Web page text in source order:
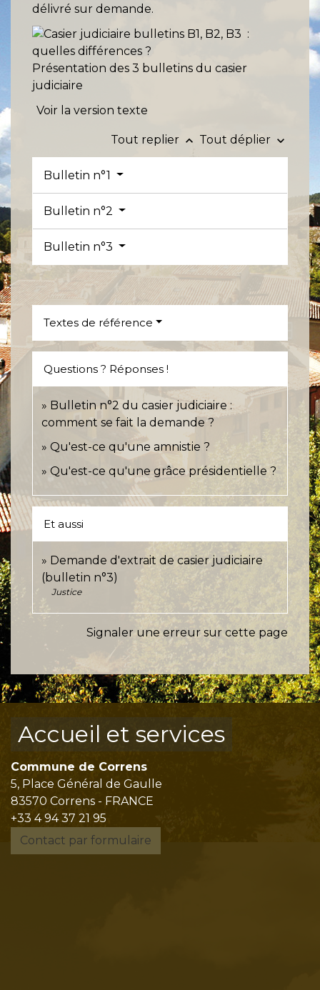
délivré sur demande.
Présentation des 3 bulletins du casier
judiciaire
Voir la version texte
Tout replier keyboard_arrow_up Tout déplier keyboard_arrow_down
Bulletin n°1
Bulletin n°2
Bulletin n°3
Textes de référence
Questions ? Réponses !
Bulletin n°2 du casier judiciaire :
comment se fait la demande ?
Qu'est-ce qu'une amnistie ?
Qu'est-ce qu'une grâce présidentielle ?
Et aussi
Demande d'extrait de casier judiciaire
(bulletin n°3)
Justice
Signaler une erreur sur cette page
Accueil et services
Commune de Correns
5, Place Général de Gaulle
83570 Correns - FRANCE
+33 4 94 37 21 95
Contact par formulaire